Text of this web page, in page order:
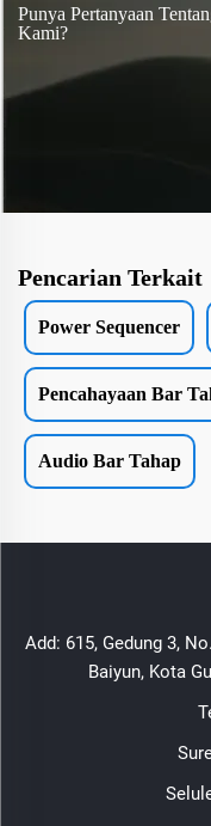
Punya Pertanyaan
Kami?
Pencarian Terkait
Power Sequencer
Pencahayaan Bar
Audio Bar Tahap
Add: 615, Gedung 3,
Baiyun, Kota